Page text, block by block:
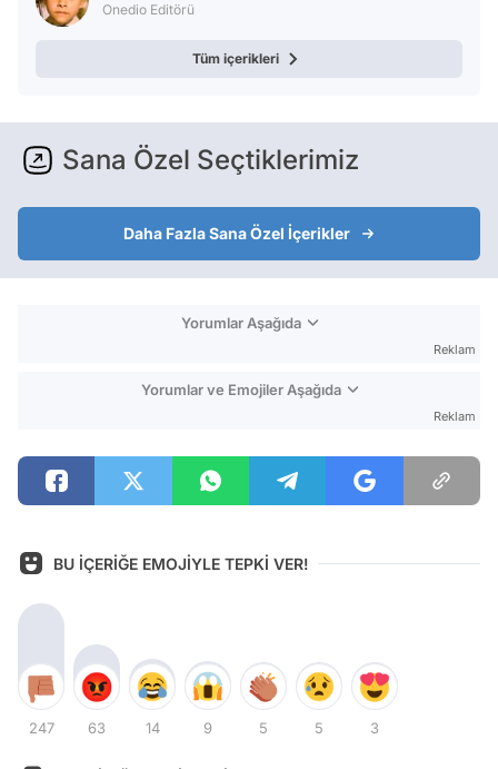
Onedio Editörü
Tüm içerikleri
Sana Özel Seçtiklerimiz
Daha Fazla Sana Özel İçerikler
Yorumlar Aşağıda
Reklam
Yorumlar ve Emojiler Aşağıda
Reklam
BU İÇERİĞE EMOJİYLE TEPKİ VER!
247 63 14 9 5 5 3